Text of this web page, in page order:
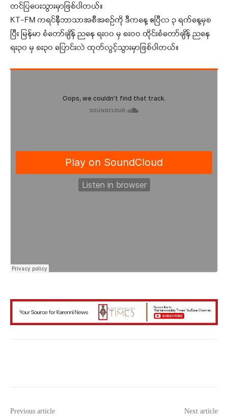
တင်ပြပေးသွားမှာဖြစ်ပါတယ်။
KT-FM ကရင်နီဘာသာအစီအစဉ်ကို ဒီကနေ့ ဧပြီလ ၃ ရက်နေ့မှစ
ပြီး မြန်မာ စံတော်ချိန် ညနေ ရး၀၀ မှ ၈းဝဝ ထိုင်းစံတော်ချိန် ညနေ
ရး၃၀ မှ ၈း၃၀ ပြောင်းလဲ ထုတ်လွင့်သွားမှာဖြစ်ပါတယ်။
Previous article Next article